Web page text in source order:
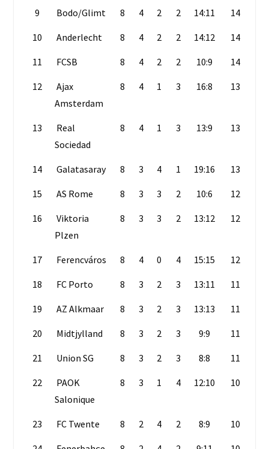
9 Bodo/Glimt 8 4 2 2 14:11 14
10 Anderlecht 8 4 2 2 14:12 14
11 FCSB 8 4 2 2 10:9 14
12
Ajax
Amsterdam
8 4 1 3 16:8 13
13
Real
Sociedad
8 4 1 3 13:9 13
14 Galatasaray 8 3 4 1 19:16 13
15 AS Rome 8 3 3 2 10:6 12
16
Viktoria
Plzen
8 3 3 2 13:12 12
17 Ferencváros 8 4 0 4 15:15 12
18 FC Porto 8 3 2 3 13:11 11
19 AZ Alkmaar 8 3 2 3 13:13 11
20 Midtjylland 8 3 2 3 9:9 11
21 Union SG 8 3 2 3 8:8 11
22
PAOK
Salonique
8 3 1 4 12:10 10
23 FC Twente 8 2 4 2 8:9 10